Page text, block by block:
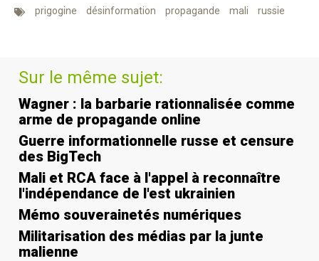
prigogine désinformation propagande mali russie
Sur le même sujet:
Wagner : la barbarie rationnalisée comme
arme de propagande online
Guerre informationnelle russe et censure
des BigTech
Mali et RCA face à l'appel à reconnaître
l'indépendance de l'est ukrainien
Mémo souverainetés numériques
Militarisation des médias par la junte
malienne